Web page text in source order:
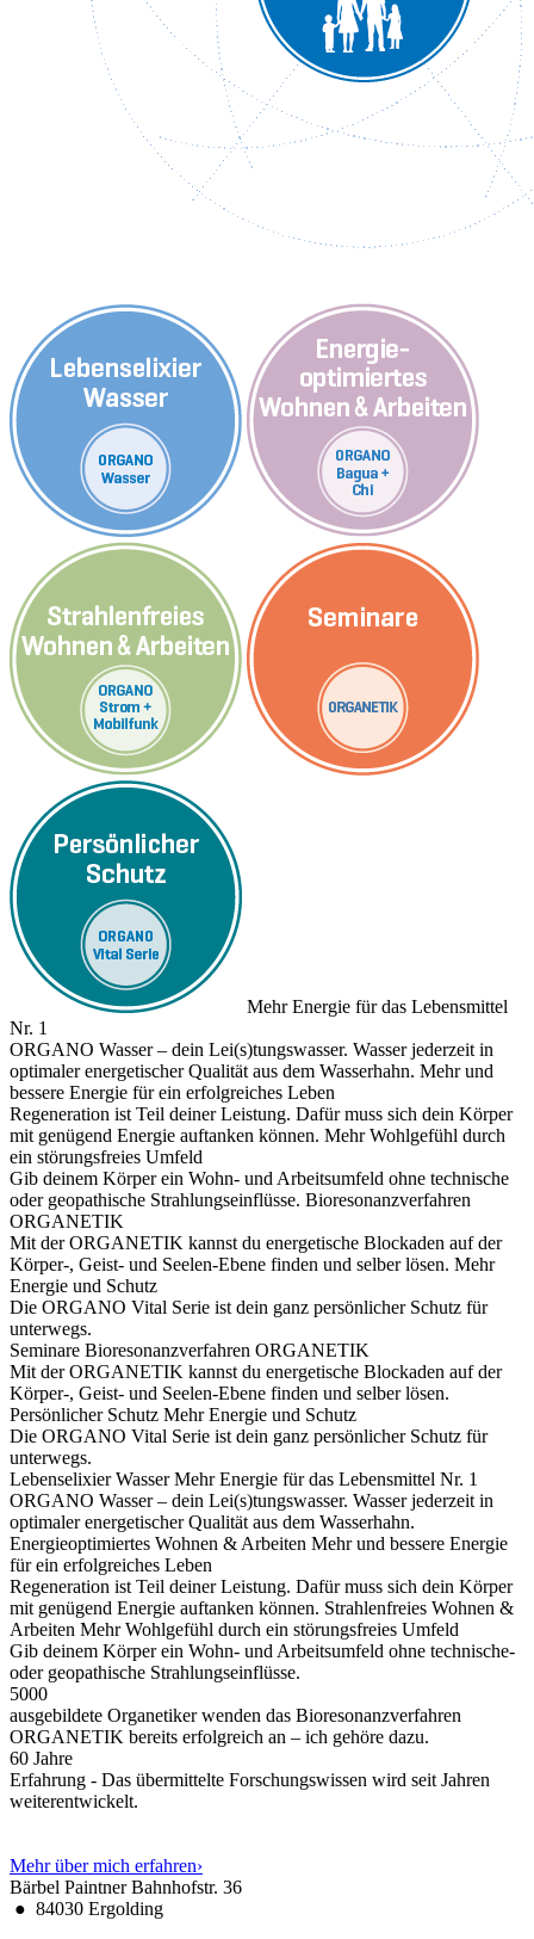
Mehr Energie für das Lebensmittel
Nr. 1
ORGANO Wasser – dein Lei(s)tungswasser. Wasser jederzeit in
optimaler energetischer Qualität aus dem Wasserhahn. Mehr und
bessere Energie für ein erfolgreiches Leben
Regeneration ist Teil deiner Leistung. Dafür muss sich dein Körper
mit genügend Energie auftanken können. Mehr Wohlgefühl durch
ein störungsfreies Umfeld
Gib deinem Körper ein Wohn- und Arbeitsumfeld ohne technische
oder geopathische Strahlungseinflüsse. Bioresonanzverfahren
ORGANETIK
Mit der ORGANETIK kannst du energetische Blockaden auf der
Körper-, Geist- und Seelen-Ebene finden und selber lösen. Mehr
Energie und Schutz
Die ORGANO Vital Serie ist dein ganz persönlicher Schutz für
unterwegs.
Seminare Bioresonanzverfahren ORGANETIK
Mit der ORGANETIK kannst du energetische Blockaden auf der
Körper-, Geist- und Seelen-Ebene finden und selber lösen.
Persönlicher Schutz Mehr Energie und Schutz
Die ORGANO Vital Serie ist dein ganz persönlicher Schutz für
unterwegs.
Lebenselixier Wasser Mehr Energie für das Lebensmittel Nr. 1
ORGANO Wasser – dein Lei(s)tungswasser. Wasser jederzeit in
optimaler energetischer Qualität aus dem Wasserhahn.
Energieoptimiertes Wohnen & Arbeiten Mehr und bessere Energie
für ein erfolgreiches Leben
Regeneration ist Teil deiner Leistung. Dafür muss sich dein Körper
mit genügend Energie auftanken können. Strahlenfreies Wohnen &
Arbeiten Mehr Wohlgefühl durch ein störungsfreies Umfeld
Gib deinem Körper ein Wohn- und Arbeitsumfeld ohne technische-
oder geopathische Strahlungseinflüsse.
5000
ausgebildete Organetiker wenden das Bioresonanzverfahren
ORGANETIK bereits erfolgreich an – ich gehöre dazu.
60 Jahre
Erfahrung - Das übermittelte Forschungswissen wird seit Jahren
weiterentwickelt.
Mehr über mich erfahren›
Bärbel PaintnerBahnhofstr. 36
● 84030 Ergolding